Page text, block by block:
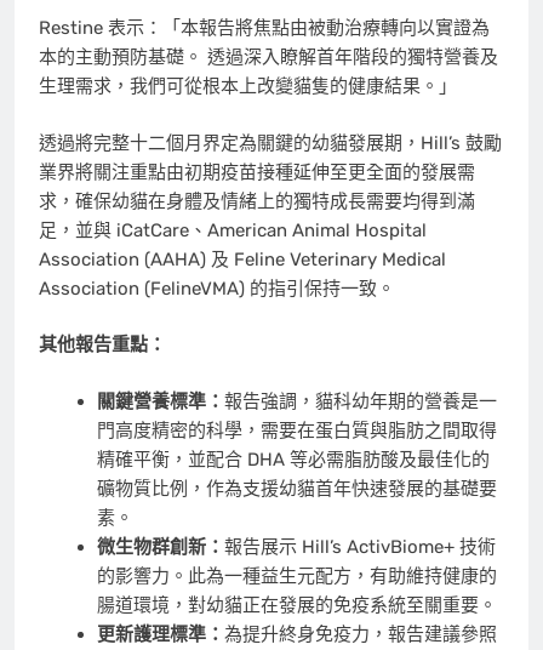
Restine 表示：「本報告將焦點由被動治療轉向以實證為
本的主動預防基礎。 透過深入瞭解首年階段的獨特營養及
生理需求，我們可從根本上改變貓隻的健康結果。」
透過將完整十二個月界定為關鍵的幼貓發展期，Hill’s 鼓勵
業界將關注重點由初期疫苗接種延伸至更全面的發展需
求，確保幼貓在身體及情緒上的獨特成長需要均得到滿
足，並與 iCatCare、American Animal Hospital
Association (AAHA) 及 Feline Veterinary Medical
Association (FelineVMA) 的指引保持一致。
其他報告重點：
關鍵營養標準： 報告強調，貓科幼年期的營養是一
門高度精密的科學，需要在蛋白質與脂肪之間取得
精確平衡，並配合 DHA 等必需脂肪酸及最佳化的
礦物質比例，作為支援幼貓首年快速發展的基礎要
素。
微生物群創新： 報告展示 Hill’s ActivBiome+ 技術
的影響力。此為一種益生元配方，有助維持健康的
腸道環境，對幼貓正在發展的免疫系統至關重要。
更新護理標準： 為提升終身免疫力，報告建議參照